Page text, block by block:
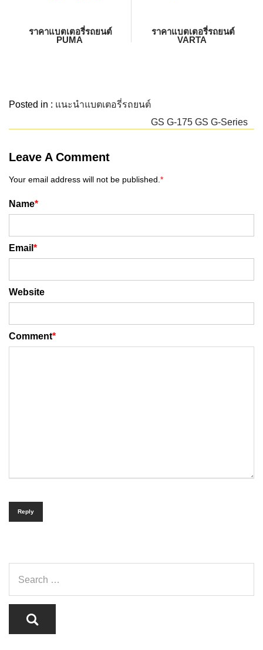
ราคาแบตเตอรี่รถยนต์
PUMA
ราคาแบตเตอรี่รถยนต์
VARTA
Posted in : แนะนำแบตเตอรี่รถยนต์
GS G-175 GS G-Series
Leave A Comment
Your email address will not be published.*
Name*
Email *
Website
Comment*
Reply